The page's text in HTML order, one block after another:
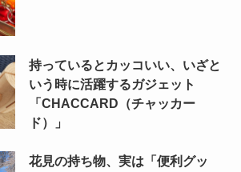
持っているとカッコいい、いざと
いう時に活躍するガジェット
「CHACCARD（チャッカー
ド）」
花見の持ち物、実は「便利グッ